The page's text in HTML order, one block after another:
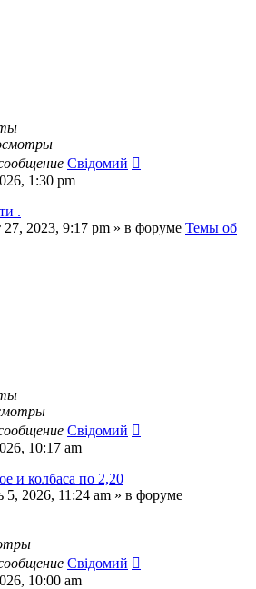
Свідомий
1:30 pm
.
2023, 9:17 pm » в форуме Темы об
Свідомий
10:17 am
и колбаса по 2,20
2026, 11:24 am » в форуме
Свідомий
10:00 am